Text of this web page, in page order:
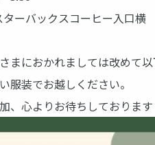
ーバックスコーヒー入口横
まにおかれましては改めて
服装でお越しください。
、心よりお待ちしております